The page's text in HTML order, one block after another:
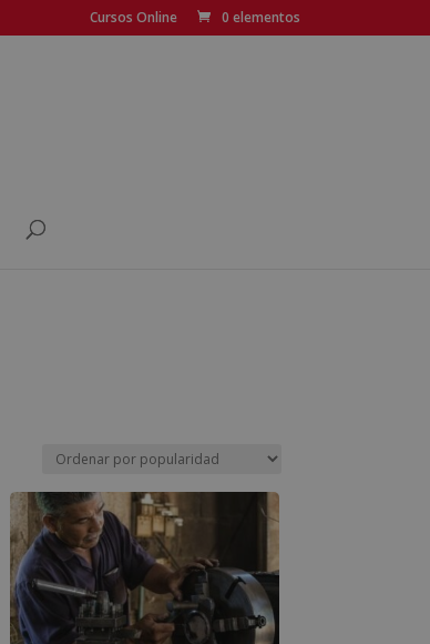
Cursos Online 0 elementos